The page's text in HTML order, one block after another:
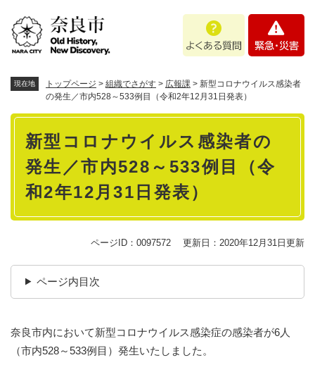
あ
問
・
現在地 トップページ > 組織でさがす > 広報課 > 新型コロナウイルス感染者
の発生／市内528～533例目（令和2年12月31日発表）
本
新型コロナウイルス感染者の
発生／市内528～533例目（令
和2年12月31日発表）
ページID：0097572 更新日：2020年12月31日更新
ページ内目次
奈良市内において新型コロナウイルス感染症の感染者が6人
（市内528～533例目）発生いたしました。